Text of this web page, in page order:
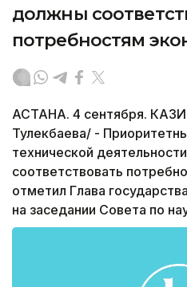
должны
потребностям
АСТАНА. 4 сентября.
Тулекбаева/ -
технической
соответствовать
отметил Глава
на заседании Совета по